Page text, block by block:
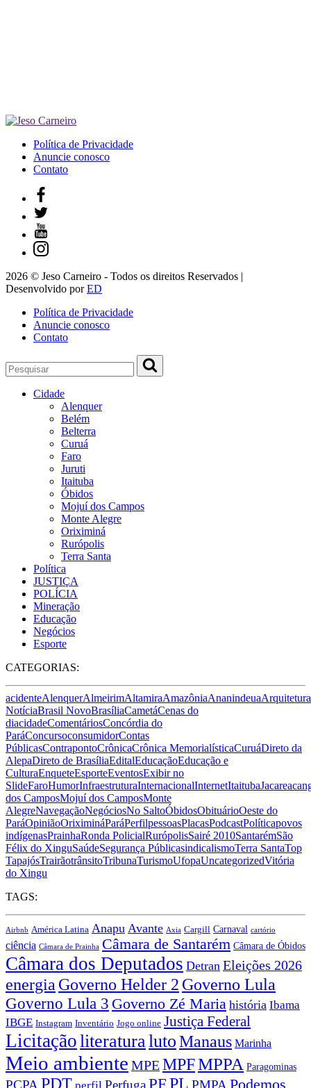
Política de Privacidade
Anuncie conosco
Contato
2026 © Jeso Carneiro - Todos os direitos Reservados |
Desenvolvido porED
Política de Privacidade
Anuncie conosco
Contato
Cidade
Alenquer
Belém
Belterra
Curuá
Faro
Juruti
Itaituba
Óbidos
Mojuí dos Campos
Monte Alegre
Oriximiná
Rurópolis
Terra Santa
Política
JUSTIÇA
POLÍCIA
Mineração
Educação
Negócios
Esporte
CATEGORIAS:
acidenteAlenquerAlmeirimAltamiraAmazôniaAnanindeuaArquitetura
NotíciaBrasil NovoBrasíliaCametáCenas do
diacidadeComentáriosConcórdia do
ParáConcursoconsumidorContas
PúblicasContrapontoCrônicaCrônica MemorialísticaCuruáDireto da
AlepaDireto de BrasíliaEditalEducaçãoEducação e
CulturaEnqueteEsporteEventosExibir no
SlideFaroHumorInfraestruturaInternacionalInternetItaituba
dos CamposMojuí dos CamposMonte
AlegreNavegaçãoNegóciosNo SaltoÓbidosObituárioOeste do
ParáOpiniãoOriximináParáPerfilpessoasPlacasPodcastPolíticapovos
indígenasPrainhaRonda PolicialRurópolisSairé 2010SantarémSão
Félix do XinguSaúdeSegurança PúblicasindicalismoTerra SantaTop
TapajósTrairãotrânsitoTribunaTurismoUfopaUncategorizedVitória
do Xingu
TAGS:
Airbnb América Latina Anapu Avante Axia Cargill Carnaval cartório
ciência Câmara de Prainha Câmara de Santarém Câmara de Óbidos
Câmara dos Deputados Detran Eleições 2026
energia Governo Helder 2 Governo Lula
Governo Lula 3 Governo Zé Maria história Ibama
IBGE Instagram Inventário Jogo online Justiça Federal
LicitaçãoliteraturalutoManaus Marinha
Meio ambiente MPEMPFMPPA Paragominas
PCPA PDT PerfugaPFPL PMPA Podemos